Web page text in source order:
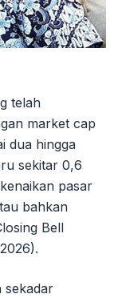
telah
market cap
dua hingga
sekitar 0,6
pasar
bahkan
Bell
sekadar